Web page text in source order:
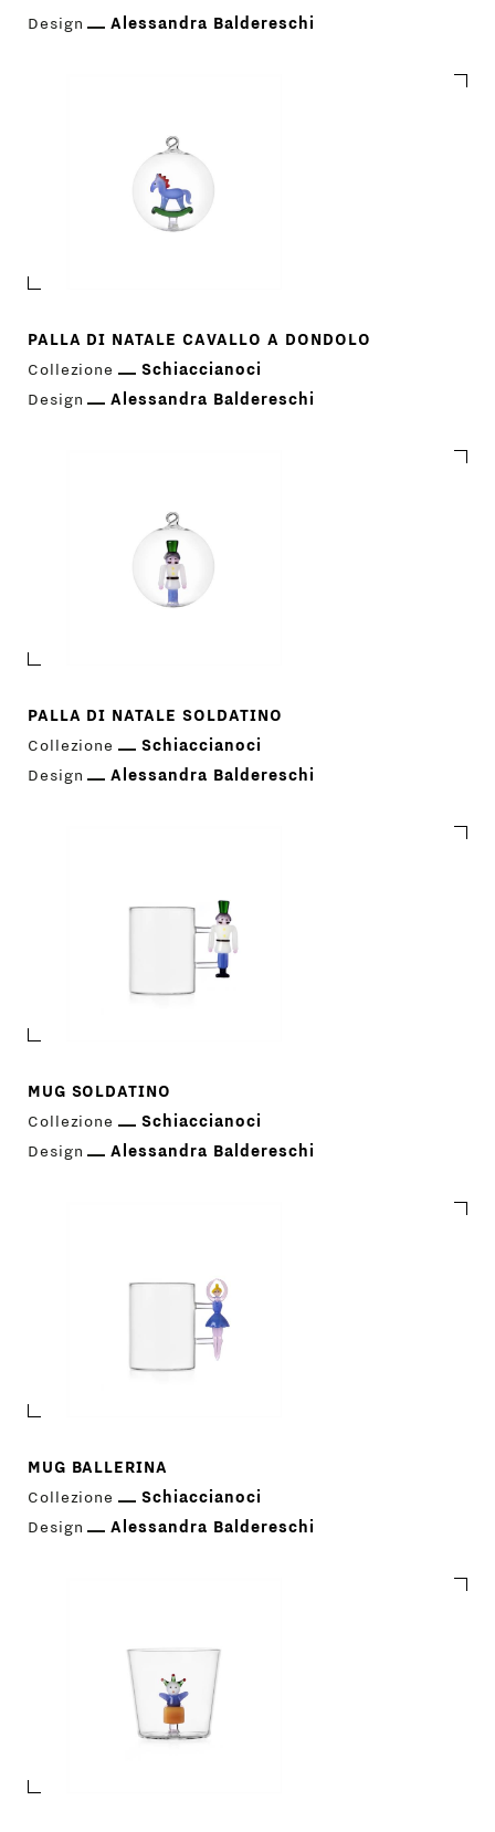
MENU
PRINCIPALE
AZIENDA
CONTATTI
Design
Alessandra Baldereschi
PALLA DI NATALE CAVALLO A DONDOLO
Collezione
Schiaccianoci
Design
Alessandra Baldereschi
PALLA DI NATALE SOLDATINO
Collezione
Schiaccianoci
Design
Alessandra Baldereschi
MUG SOLDATINO
Collezione
Schiaccianoci
Design
Alessandra Baldereschi
MUG BALLERINA
Collezione
Schiaccianoci
Design
Alessandra Baldereschi